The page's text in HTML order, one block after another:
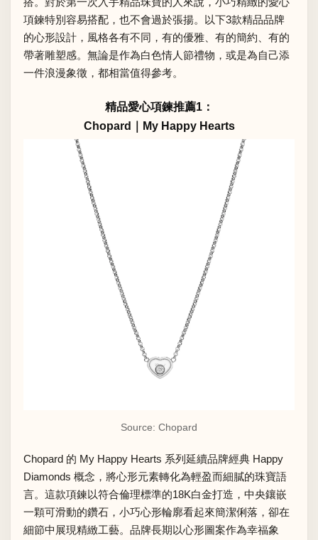
項鍊特別容易搭配，也不會過於張揚。以下3款精品品牌
的心形設計，風格各有不同，有的優雅、有的簡約、有的
帶著雕塑感。無論是作為白色情人節禮物，或是為自己添
一件浪漫象徵，都相當值得參考。
精品愛心項鍊推薦1：
Chopard｜My Happy Hearts
Source: Chopard
Chopard 的 My Happy Hearts 系列延續品牌經典 Happy
Diamonds 概念，將心形元素轉化為輕盈而細膩的珠寶語
言。這款項鍊以符合倫理標準的18K白金打造，中央鑲嵌
一顆可滑動的鑽石，小巧心形輪廓看起來簡潔俐落，卻在
細節中展現精緻工藝。品牌長期以心形圖案作為幸福象